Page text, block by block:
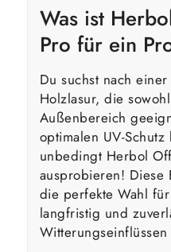
Was ist
Pro für ein
Du suchst nach
Holzlasur, die
Außenbereich
optimalen UV-
unbedingt Herbol
ausprobieren! Diese
die perfekte Wahl
langfristig und